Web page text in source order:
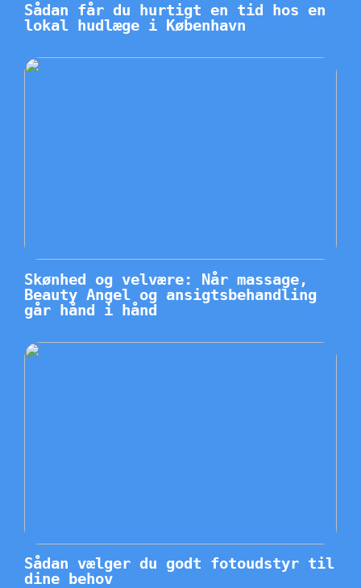
Sådan får du hurtigt en tid hos en
lokal hudlæge i København
Skønhed og velvære: Når massage,
Beauty Angel og ansigtsbehandling
går hånd i hånd
Sådan vælger du godt fotoudstyr til
dine behov